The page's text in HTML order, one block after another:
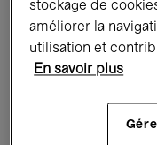
Expositions
Rencontres &
Musique
stockage de
améliorer la
utilisation et
En savoir plus